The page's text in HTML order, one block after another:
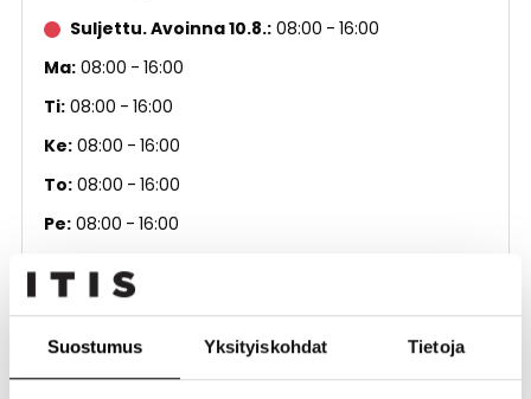
Suostumus Yksityiskohdat Tietoja
Suljettu. Avoinna 10.8. 08:00
16:00
Ma 08:00
16:00
Ti 08:00
16:00
Ke 08:00
16:00
To 08:00
16:00
Pe 08:00
16:00
Su
Suljettu
Kerros 3. kerros